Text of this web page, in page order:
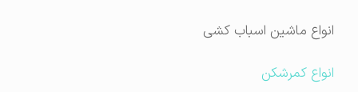
انواع ماشین اسباب کشی
انواع کمرشکن